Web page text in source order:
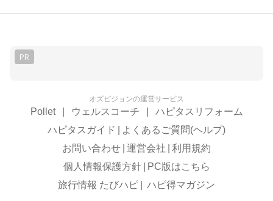
PR
オズビジョンの運営サービス
Pollet ウェルスコーチ
ハピタスリフォーム
ハピタスガイド
よくあるご質問(ヘルプ)
お問い合わせ 運営会社
利用規約
個人情報保護方針
PC版はこちら
旅行情報 たびハピ
ハピ得マガジン